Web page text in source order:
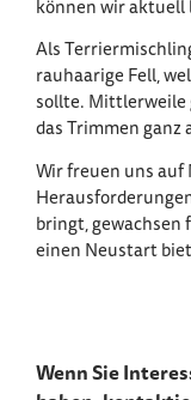
können wir aktuell
Als
rauhaarige Fell,
sollte. Mittlerweile
das Trimmen ganz
Wir freuen uns auf
bringt, gewachsen
einen Neustart
Wenn Sie